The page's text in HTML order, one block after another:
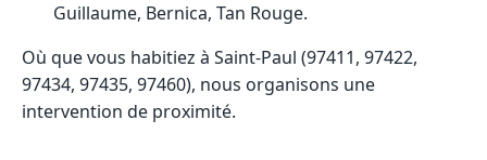
Guillaume, Bernica, Tan Rouge.
Où que vous habitiez à Saint-Paul (97411, 97422,
97434, 97435, 97460), nous organisons une
intervention de proximité.